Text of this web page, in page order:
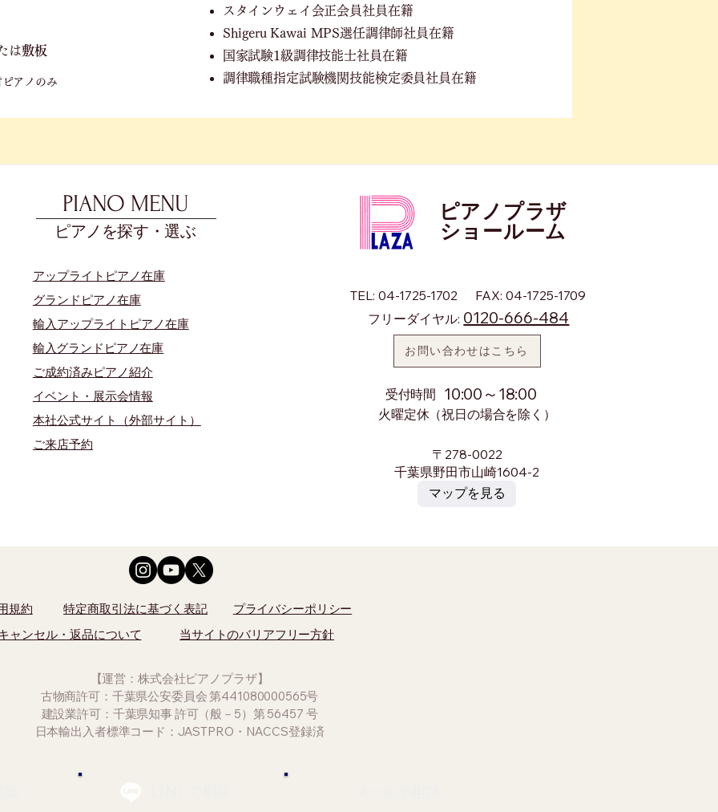
は敷板
アノのみ
スタインウェイ会正会員社員在籍
Shigeru Kawai MPS選任調律師社員在籍
国家試験1級調律技能士社員在籍
調律職種指定試験機関技能検定委員社員在籍
PIANO MENU
ピアノを探す・選ぶ
アップライトピアノ在庫
グランドピアノ在庫
輸入アップライトピアノ在庫
​輸入グランドピアノ在庫
​ご成約済みピアノ紹介
イベント・展示会情報
本社公式サイト（外部サイト）
​ご来店予約
ピアノプラザ
​ショールーム
TEL: 04-1725-1702
FAX: 04-1725-1709
フリーダイヤル: 0120-666-484
お問い合わせはこちら
​受付時間 10:00～18:00
火曜定休（祝日の場合を除く）
〒278-0022
千葉県野田市山崎1604-2
マップを見る
規約 特定商取引法に基づく表記
プライバシーポリシー
ャンセル・返品について
当サイトのバリアフリー方針
【運営：株式会社ピアノプラザ】
古物商許可：千葉県公安委員会 第441080000565号
建設業許可：千葉県知事 許可（般－5）第 56457 号
日本輸出入者標準コード：JASTPRO・NACCS登録済